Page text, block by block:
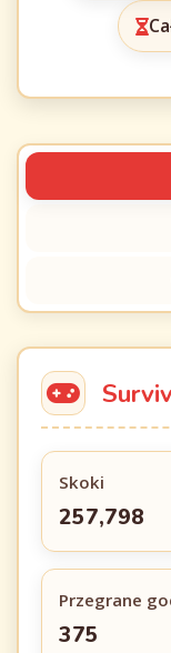
Skoki
257,798
Przegrane
375